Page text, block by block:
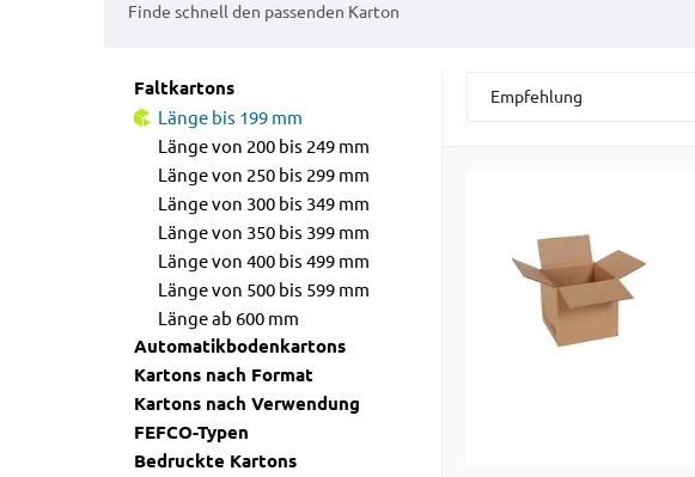
Finde schnell den passenden Karton
Faltkartons
Länge bis 199 mm
Länge von 200 bis 249 mm
Länge von 250 bis 299 mm
Länge von 300 bis 349 mm
Länge von 350 bis 399 mm
Länge von 400 bis 499 mm
Länge von 500 bis 599 mm
Länge ab 600 mm
Automatikbodenkartons
Kartons nach Format
Kartons nach Verwendung
FEFCO-Typen
Bedruckte Kartons